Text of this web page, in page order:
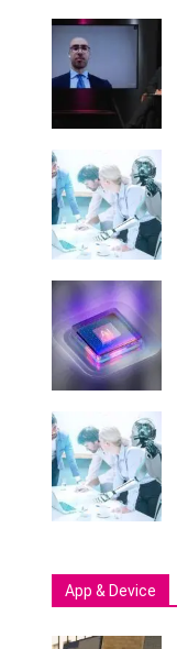
App & Device